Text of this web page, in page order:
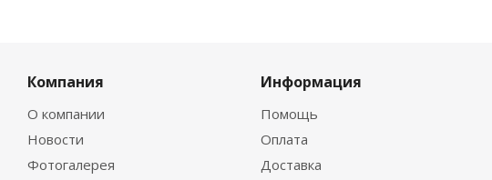
Компания
О компании
Новости
Фотогалерея
Информация
Помощь
Оплата
Доставка